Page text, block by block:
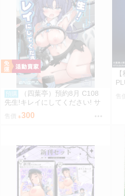
預購
（四葉亭）預約8月 C108
先生!キレイにしてください! サ
メジマ300